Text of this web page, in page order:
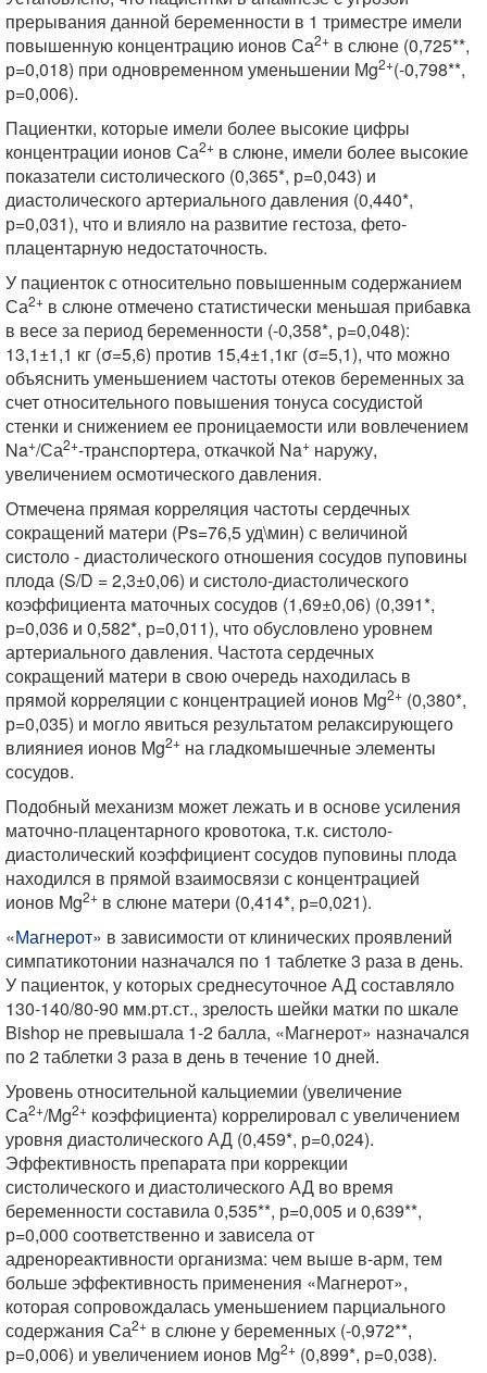
прерывания данной беременности в 1 триместре имели
повышенную концентрацию ионов Са2+ в слюне (0,725**,
р=0,018) при одновременном уменьшении Мg2+(-0,798**,
р=0,006).
Пациентки, которые имели более высокие цифры
концентрации ионов Са2+ в слюне, имели более высокие
показатели систолического (0,365*, р=0,043) и
диастолического артериального давления (0,440*,
р=0,031), что и влияло на развитие гестоза, фето-
плацентарную недостаточность.
У пациенток с относительно повышенным содержанием
Са2+ в слюне отмечено статистически меньшая прибавка
в весе за период беременности (-0,358*, р=0,048):
13,1±1,1 кг (σ=5,6) против 15,4±1,1кг (σ=5,1), что можно
объяснить уменьшением частоты отеков беременных за
счет относительного повышения тонуса сосудистой
стенки и снижением ее проницаемости или вовлечением
Na+/Са2+-транспортера, откачкой Na+ наружу,
увеличением осмотического давления.
Отмечена прямая корреляция частоты сердечных
сокращений матери (Ps=76,5 уд\мин) с величиной
систоло - диастолического отношения сосудов пуповины
плода (S/D = 2,3±0,06) и систоло-диастолического
коэффициента маточных сосудов (1,69±0,06) (0,391*,
р=0,036 и 0,582*, р=0,011), что обусловлено уровнем
артериального давления. Частота сердечных
сокращений матери в свою очередь находилась в
прямой корреляции с концентрацией ионов Mg2+ (0,380*,
р=0,035) и могло явиться результатом релаксирующего
влияниея ионов Mg2+ на гладкомышечные элементы
сосудов.
Подобный механизм может лежать и в основе усиления
маточно-плацентарного кровотока, т.к. систоло-
диастолический коэффициент сосудов пуповины плода
находился в прямой взаимосвязи с концентрацией
ионов Mg2+ в слюне матери (0,414*, р=0,021).
«Магнерот» в зависимости от клинических проявлений
симпатикотонии назначался по 1 таблетке 3 раза в день.
У пациенток, у которых среднесуточное АД составляло
130-140/80-90 мм.рт.ст., зрелость шейки матки по шкале
Bishop не превышала 1-2 балла, «Магнерот» назначался
по 2 таблетки 3 раза в день в течение 10 дней.
Уровень относительной кальциемии (увеличение
Са2+/Mg2+ коэффициента) коррелировал с увеличением
уровня диастолического АД (0,459*, р=0,024).
Эффективность препарата при коррекции
систолического и диастолического АД во время
беременности составила 0,535**, р=0,005 и 0,639**,
р=0,000 соответственно и зависела от
адренореактивности организма: чем выше в-арм, тем
больше эффективность применения «Магнерот»,
которая сопровождалась уменьшением парциального
содержания Са2+ в слюне у беременных (-0,972**,
р=0,006) и увеличением ионов Mg2+ (0,899*, р=0,038).